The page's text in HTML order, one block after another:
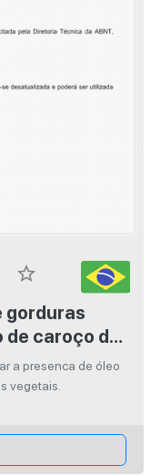
star_border
de caroço de
Gastaldi)
a presenca de óleo
vegetais.